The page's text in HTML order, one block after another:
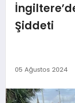
SPOR
Şiddeti
05 Ağustos 2024